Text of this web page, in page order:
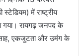
स्टेडियम) में राष्ट्रीय
गया। रायगढ़ जनपद के
एकजुटता और उमंग के